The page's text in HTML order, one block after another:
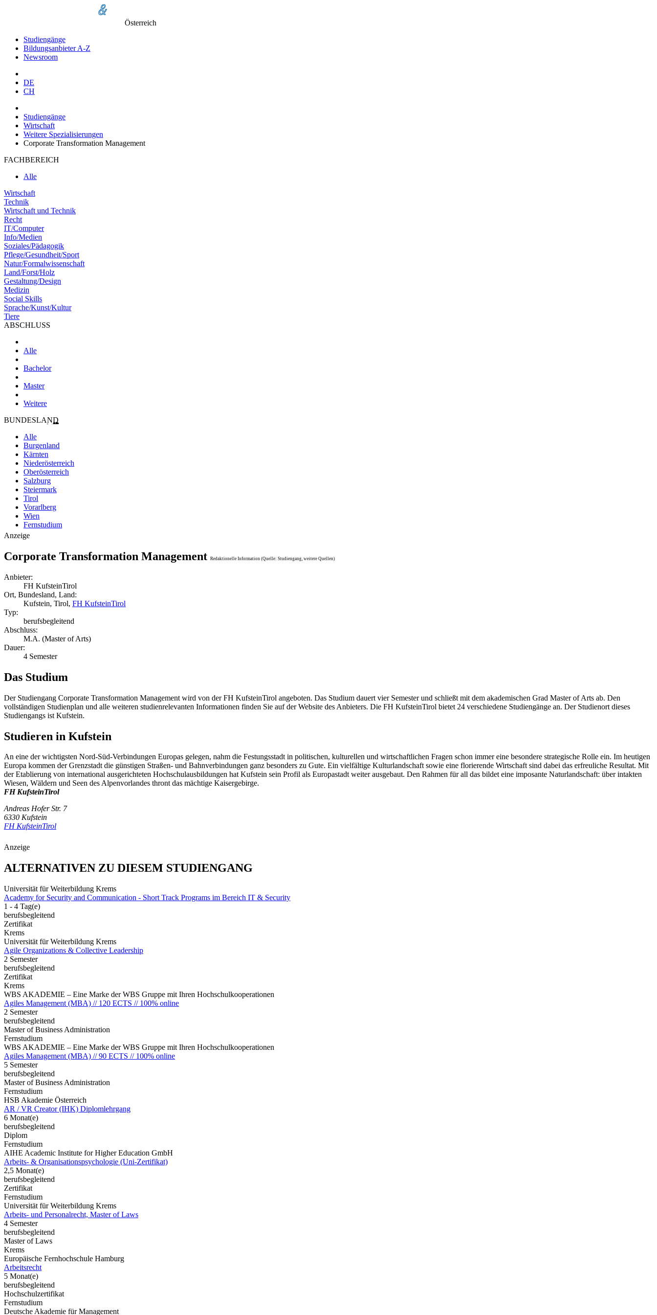
Österreich
Studiengänge
Bildungsanbieter A-Z
Newsroom
DE
CH
Studiengänge
Wirtschaft
Weitere Spezialisierungen
Corporate Transformation Management
FACHBEREICH
Alle
Wirtschaft
Technik
Wirtschaft und Technik
Recht
IT/Computer
Info/Medien
Soziales/Pädagogik
Pflege/Gesundheit/Sport
Natur/Formalwissenschaft
Land/Forst/Holz
Gestaltung/Design
Medizin
Social Skills
Sprache/Kunst/Kultur
Tiere
ABSCHLUSS
Alle
Bachelor
Master
Weitere
BUNDESLAND
Alle
Burgenland
Kärnten
Niederösterreich
Oberösterreich
Salzburg
Steiermark
Tirol
Vorarlberg
Wien
Fernstudium
Anzeige
Corporate Transformation Management Redaktionelle Information (Quelle: Studiengang, weitere Quellen)
Anbieter:
FH KufsteinTirol
Ort, Bundesland, Land:
Kufstein, Tirol, FH KufsteinTirol
Typ:
berufsbegleitend
Abschluss:
M.A. (Master of Arts)
Dauer:
4 Semester
Das Studium
Der Studiengang Corporate Transformation Management wird von der FH KufsteinTirol angeboten. Das Studium dauert vier Semester und schließt mit dem akademischen Grad Master of Arts ab. Den
vollständigen Studienplan und alle weiteren studienrelevanten Informationen finden Sie auf der Website des Anbieters. Die FH KufsteinTirol bietet 24 verschiedene Studiengänge an. Der Studienort dieses
Studiengangs ist Kufstein.
Studieren in Kufstein
An eine der wichtigsten Nord-Süd-Verbindungen Europas gelegen, nahm die Festungsstadt in politischen, kulturellen und wirtschaftlichen Fragen schon immer eine besondere strategische Rolle ein. Im heutigen
Europa kommen der Grenzstadt die günstigen Straßen- und Bahnverbindungen ganz besonders zu Gute. Ein vielfältige Kulturlandschaft sowie eine florierende Wirtschaft sind dabei das erfreuliche Resultat. Mit
der Etablierung von international ausgerichteten Hochschulausbildungen hat Kufstein sein Profil als Europastadt weiter ausgebaut. Den Rahmen für all das bildet eine imposante Naturlandschaft: über intakten
Wiesen, Wäldern und Seen des Alpenvorlandes thront das mächtige Kaisergebirge.
FH KufsteinTirol
Andreas Hofer Str. 7
6330 Kufstein
FH KufsteinTirol
Anzeige
ALTERNATIVEN ZU DIESEM STUDIENGANG
Universität für Weiterbildung Krems
Academy for Security and Communication - Short Track Programs im Bereich IT & Security
1 - 4 Tag(e)
berufsbegleitend
Zertifikat
Krems
Universität für Weiterbildung Krems
Agile Organizations & Collective Leadership
2 Semester
berufsbegleitend
Zertifikat
Krems
WBS AKADEMIE – Eine Marke der WBS Gruppe mit Ihren Hochschulkooperationen
Agiles Management (MBA) // 120 ECTS // 100% online
2 Semester
berufsbegleitend
Master of Business Administration
Fernstudium
WBS AKADEMIE – Eine Marke der WBS Gruppe mit Ihren Hochschulkooperationen
Agiles Management (MBA) // 90 ECTS // 100% online
5 Semester
berufsbegleitend
Master of Business Administration
Fernstudium
HSB Akademie Österreich
AR / VR Creator (IHK) Diplomlehrgang
6 Monat(e)
berufsbegleitend
Diplom
Fernstudium
AIHE Academic Institute for Higher Education GmbH
Arbeits- & Organisationspsychologie (Uni-Zertifikat)
2,5 Monat(e)
berufsbegleitend
Zertifikat
Fernstudium
Universität für Weiterbildung Krems
Arbeits- und Personalrecht, Master of Laws
4 Semester
berufsbegleitend
Master of Laws
Krems
Europäische Fernhochschule Hamburg
Arbeitsrecht
5 Monat(e)
berufsbegleitend
Hochschulzertifikat
Fernstudium
Deutsche Akademie für Management